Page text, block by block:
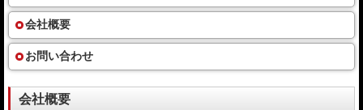
会社概要
お問い合わせ
会社概要